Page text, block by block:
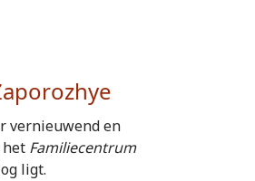
vernieuwend en
Familiecentrum
ligt.